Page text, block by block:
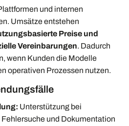
und internen
Umsätze entstehen
Preise und
Vereinbarungen. Dadurch
wenn Kunden die Modelle
operativen Prozessen nutzen.
Unterstützung bei
und Dokumentation